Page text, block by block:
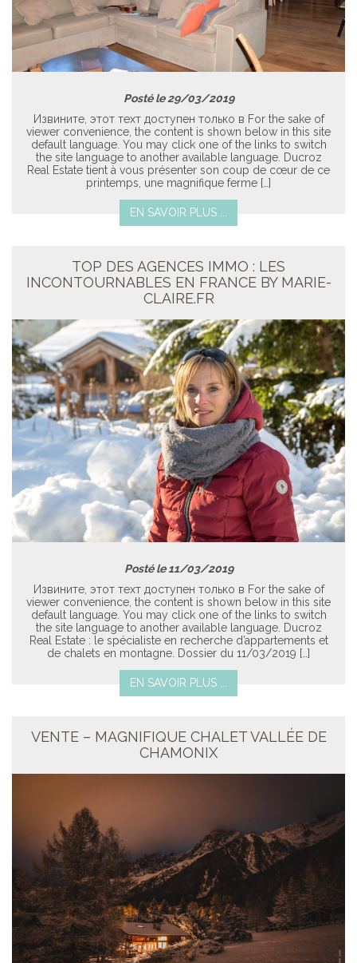
Posté le 29/03/2019
Извините, этот техт доступен только в For the sake of
viewer convenience, the content is shown below in this site
default language. You may click one of the links to switch
the site language to another available language. Ducroz
Real Estate tient à vous présenter son coup de cœur de ce
printemps, une magnifique ferme […]
EN SAVOIR PLUS ...
TOP DES AGENCES IMMO : LES
INCONTOURNABLES EN FRANCE BY MARIE-
CLAIRE.FR
Posté le 11/03/2019
Извините, этот техт доступен только в For the sake of
viewer convenience, the content is shown below in this site
default language. You may click one of the links to switch
the site language to another available language. Ducroz
Real Estate : le spécialiste en recherche d’appartements et
de chalets en montagne. Dossier du 11/03/2019 […]
EN SAVOIR PLUS ...
VENTE – MAGNIFIQUE CHALET VALLÉE DE
CHAMONIX